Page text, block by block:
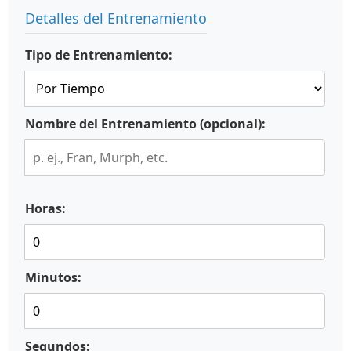
Detalles del Entrenamiento
Tipo de Entrenamiento:
Nombre del Entrenamiento (opcional):
Horas:
Minutos:
Segundos: